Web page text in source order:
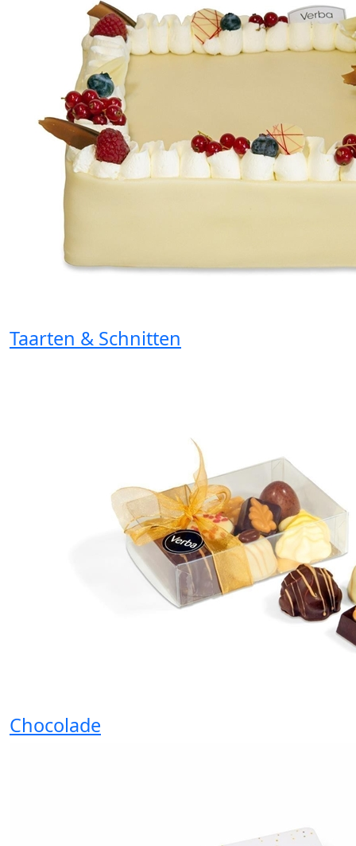
Taarten & Schnitten
Chocolade